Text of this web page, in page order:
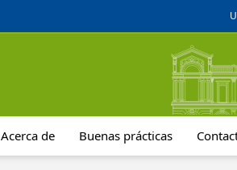
Acerca de Buenas prácticas